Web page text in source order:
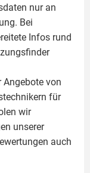
nur an
Bei
Infos rund
Angebote von
für
wir
unserer
auch